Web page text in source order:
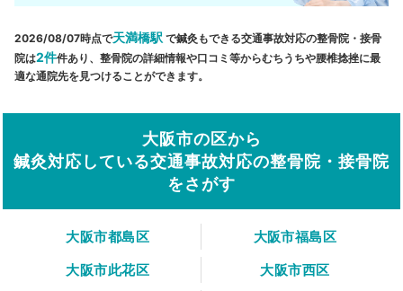
2026/08/07時点で天満橋駅 で鍼灸もできる交通事故対応の整骨院・接骨
院は2件件あり、整骨院の詳細情報や口コミ等からむちうちや腰椎捻挫に最
適な通院先を見つけることができます。
大阪市の区から
鍼灸対応している交通事故対応の整骨院・接骨院
をさがす
大阪市都島区
大阪市福島区
大阪市此花区
大阪市西区